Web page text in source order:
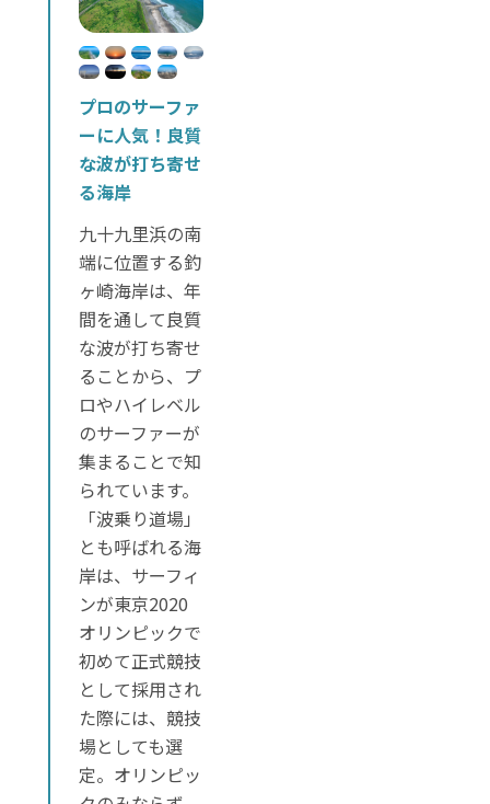
プロのサーファ
ーに人気！良質
な波が打ち寄せ
る海岸
九十九里浜の南
端に位置する釣
ヶ崎海岸は、年
間を通して良質
な波が打ち寄せ
ることから、プ
ロやハイレベル
のサーファーが
集まることで知
られています。
「波乗り道場」
とも呼ばれる海
岸は、サーフィ
ンが東京2020
オリンピックで
初めて正式競技
として採用され
た際には、競技
場としても選
定。オリンピッ